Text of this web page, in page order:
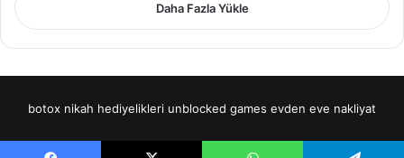
Daha Fazla Yükle
botox nikah hediyelikleri unblocked games evden eve nakliyat